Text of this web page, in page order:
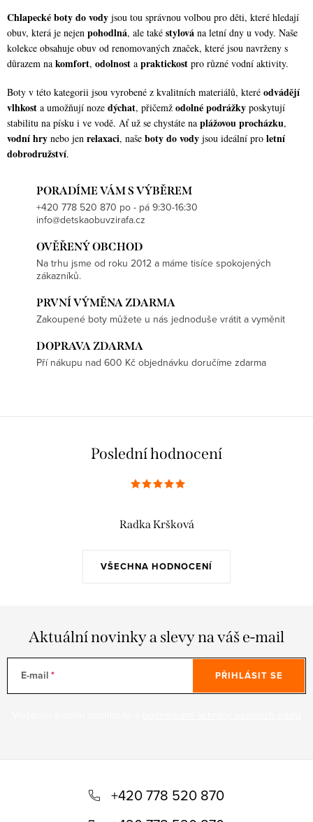
c
í
p
r
v
k
y
v
ý
á
n
k
v
á
n
í
Chlapecké boty do vody jsou tou správnou volbou pro děti, které hledají
obuv, která je nejen pohodlná, ale také stylová na letní dny u vody. Naše
kolekce obsahuje obuv od renomovaných značek, které jsou navrženy s
důrazem na komfort, odolnost a praktickost pro různé vodní aktivity.
Boty v této kategorii jsou vyrobené z kvalitních materiálů, které odvádějí
vlhkost a umožňují noze dýchat, přičemž odolné podrážky poskytují
stabilitu na písku i ve vodě. Ať už se chystáte na plážovou procházku,
vodní hry nebo jen relaxaci, naše boty do vody jsou ideální pro letní
dobrodružství.
PORADÍME VÁM S VÝBĚREM
+420 778 520 870 po - pá 9:30-16:30
info@detskaobuvzirafa.cz
OVĚŘENÝ OBCHOD
Na trhu jsme od roku 2012 a máme tisíce spokojených
zákazníků.
PRVNÍ VÝMĚNA ZDARMA
Zakoupené boty můžete u nás jednoduše vrátit a vyměnit
DOPRAVA ZDARMA
Pří nákupu nad 600 Kč objednávku doručíme zdarma
Poslední hodnocení
VŠECHNA HODNOCENÍ
Radka Kršková
Aktuální novinky a slevy na váš e-mail
E-mail PŘIHLÁSIT SE
+420 778 520 870